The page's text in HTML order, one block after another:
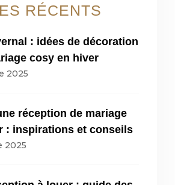
RÉCENTS
: idées de décoration
cosy en hiver
2025
réception de mariage
: inspirations et conseils
2025